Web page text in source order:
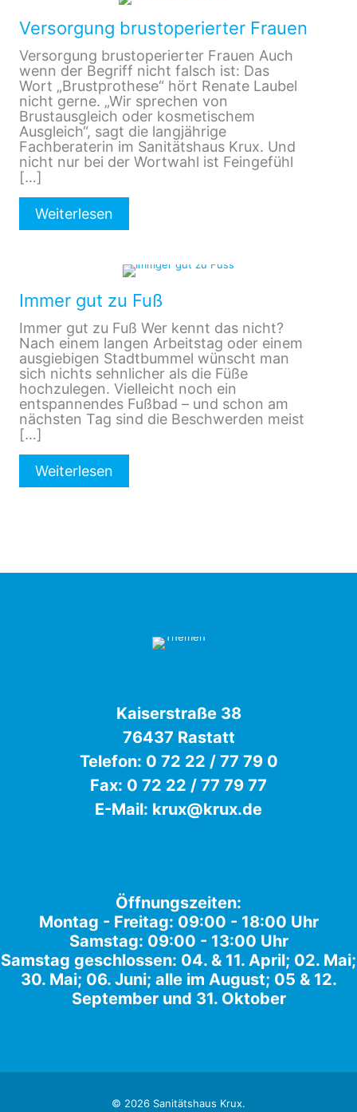
Versorgung brustoperierter Frauen
Versorgung brustoperierter Frauen Auch
wenn der Begriff nicht falsch ist: Das
Wort „Brustprothese“ hört Renate Laubel
nicht gerne. „Wir sprechen von
Brustausgleich oder kosmetischem
Ausgleich“, sagt die langjährige
Fachberaterin im Sanitätshaus Krux. Und
nicht nur bei der Wortwahl ist Feingefühl
[…]
Weiterlesen
Immer gut zu Fuß
Immer gut zu Fuß Wer kennt das nicht?
Nach einem langen Arbeitstag oder einem
ausgiebigen Stadtbummel wünscht man
sich nichts sehnlicher als die Füße
hochzulegen. Vielleicht noch ein
entspannendes Fußbad – und schon am
nächsten Tag sind die Beschwerden meist
[…]
Weiterlesen
Kaiserstraße 38
76437 Rastatt
Telefon: 0 72 22 / 77 79 0
Fax: 0 72 22 / 77 79 77
E-Mail: krux@krux.de
Öffnungszeiten:
Montag - Freitag: 09:00 - 18:00 Uhr
Samstag: 09:00 - 13:00 Uhr
Samstag geschlossen: 04. & 11. April; 02. Mai;
30. Mai; 06. Juni; alle im August; 05 & 12.
September und 31. Oktober
© 2026 Sanitätshaus Krux.